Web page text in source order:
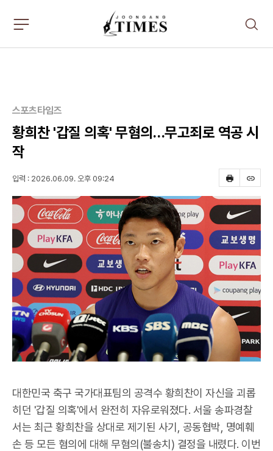
검
주
서
펼
치
기
스포츠타임즈
황희찬 '갑질 의혹' 무혐의…무고죄로 역공 시
작
프
린
트
스
크
랩
입력 : 2026.06.09. 오후 09:24
대한민국 축구 국가대표팀의 공격수 황희찬이 자신을 괴롭
히던 '갑질 의혹'에서 완전히 자유로워졌다. 서울 송파경찰
서는 최근 황희찬을 상대로 제기된 사기, 공동협박, 명예훼
손 등 모든 혐의에 대해 무혐의(불송치) 결정을 내렸다. 이번